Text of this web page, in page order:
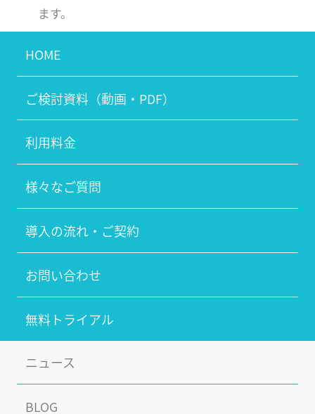
ます。
HOME
ご検討資料（動画・PDF）
利用料金
様々なご質問
導入の流れ・ご契約
お問い合わせ
無料トライアル
ニュース
BLOG